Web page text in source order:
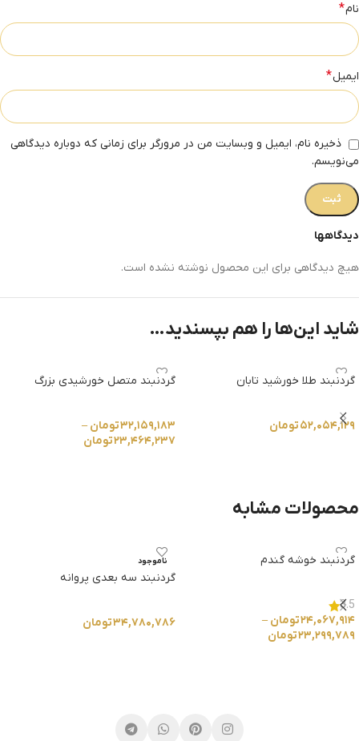
دیدگاهها
هیچ دیدگاهی برای این محصول نوشته نشده است.
نام*
ایمیل*
ذخیره نام، ایمیل و وبسایت من در مرورگر برای زمانی که دوباره دیدگاهی
می‌نویسم.
شاید این‌ها را هم بپسندید…
گردنبند طلا خورشید تابان
۵۲,۰۵۴,۱۲۹تومان
گردنبند متصل خورشیدی بزرگ
۳۲,۱۵۹,۱۸۳تومان –
۲۳,۴۶۴,۲۳۷تومان
محصولات مشابه
گردنبند خوشه گندم
3.5
۲۴,۰۶۷,۹۱۴تومان –
۲۳,۲۹۹,۷۸۹تومان
ناموجود
گردنبند سه بعدی پروانه
۳۴,۷۸۰,۷۸۶تومان